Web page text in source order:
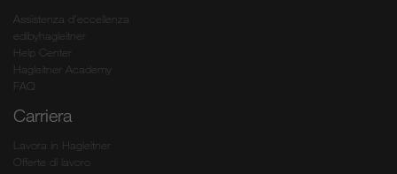
Assistenza d’eccellenza
edibyhagleitner
Help Center
Hagleitner Academy
FAQ
Carriera
Lavora in Hagleitner
Offerte di lavoro